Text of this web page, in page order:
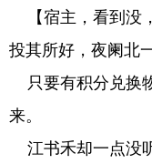
【宿主，看到没
投其所好，夜阑北
只要有积分兑换
来。
江书禾却一点没